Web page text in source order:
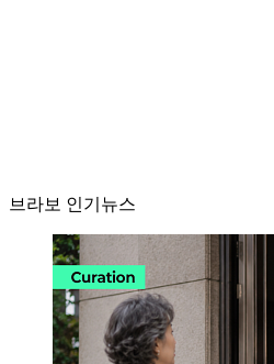
브라보 인기뉴스